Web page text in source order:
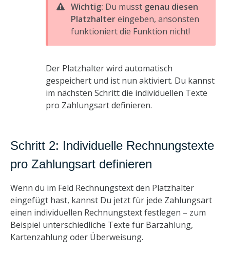
Wichtig: Du musst genau diesen
Platzhaltereingeben, ansonsten
funktioniert die Funktion nicht!
Der Platzhalter wird automatisch
gespeichert und ist nun aktiviert. Du kannst
im nächsten Schritt die individuellen Texte
pro Zahlungsart definieren.
Schritt 2: Individuelle Rechnungstexte
pro Zahlungsart definieren
Wenn du im Feld Rechnungstext den Platzhalter
eingefügt hast, kannst Du jetzt für jede Zahlungsart
einen individuellen Rechnungstext festlegen – zum
Beispiel unterschiedliche Texte für Barzahlung,
Kartenzahlung oder Überweisung.